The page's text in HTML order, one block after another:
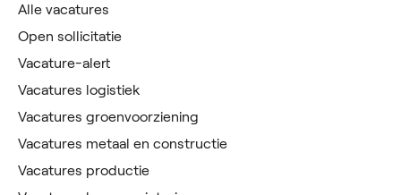
Alle vacatures
Open sollicitatie
Vacature-alert
Vacatures logistiek
Vacatures groenvoorziening
Vacatures metaal en constructie
Vacatures productie